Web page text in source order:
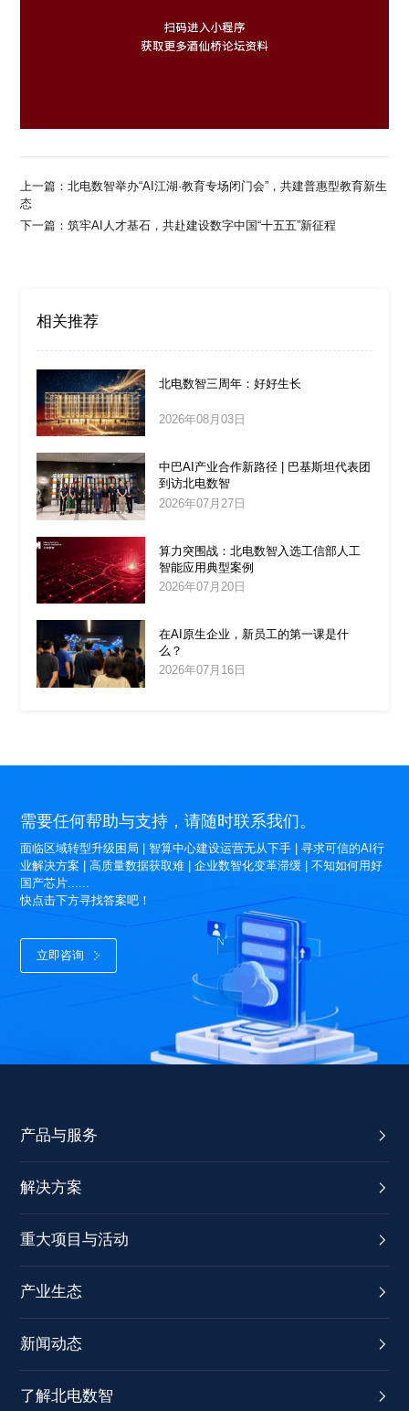
上一篇：北电数智举办“AI江湖·教育专场闭门会”，共建普惠型教育新生
态
下一篇：筑牢AI人才基石，共赴建设数字中国“十五五”新征程
相关推荐
北电数智三周年：好好生长
2026年08月03日
中巴AI产业合作新路径 | 巴基斯坦代表团
到访北电数智
2026年07月27日
算力突围战：北电数智入选工信部人工
智能应用典型案例
2026年07月20日
在AI原生企业，新员工的第一课是什
么？
2026年07月16日
需要任何帮助与支持，请随时联系我们。
面临区域转型升级困局 | 智算中心建设运营无从下手 | 寻求可信的AI行
业解决方案 | 高质量数据获取难 | 企业数智化变革滞缓 | 不知如何用好
国产芯片......
快点击下方寻找答案吧！
立即咨询
产品与服务
解决方案
重大项目与活动
产业生态
新闻动态
了解北电数智